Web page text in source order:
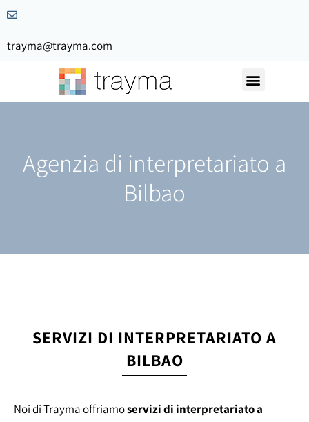
trayma@trayma.com
Agenzia di interpretariato a
Bilbao
SERVIZI DI INTERPRETARIATO A
BILBAO
Noi di Trayma offriamoservizi di interpretariato a